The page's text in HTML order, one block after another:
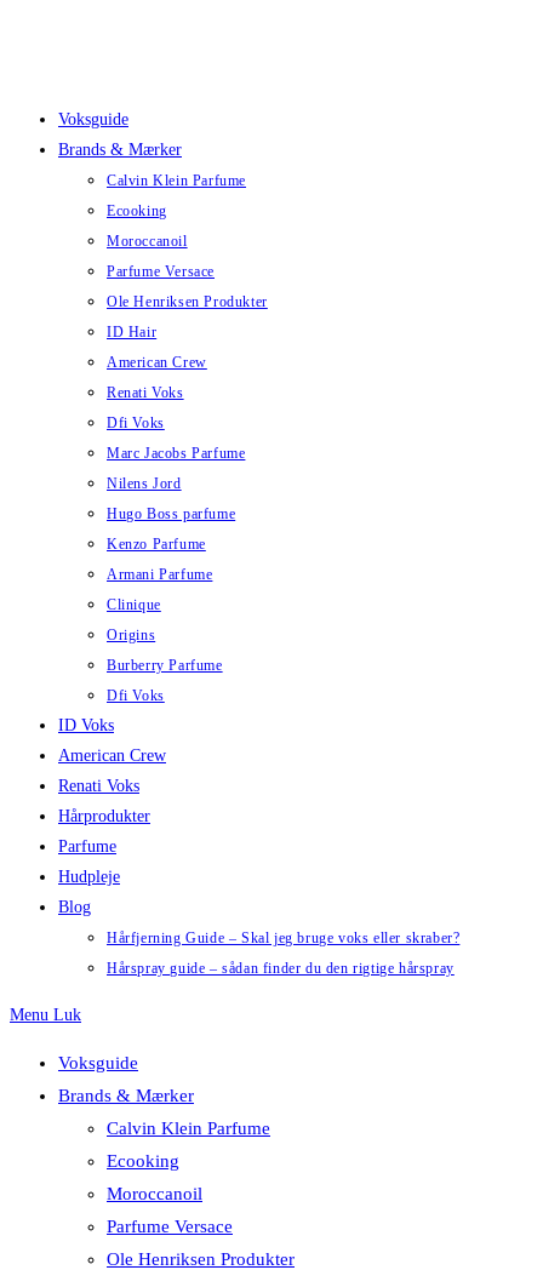
Voksguide
Brands & Mærker
Calvin Klein Parfume
Ecooking
Moroccanoil
Parfume Versace
Ole Henriksen Produkter
ID Hair
American Crew
Renati Voks
Dfi Voks
Marc Jacobs Parfume
Nilens Jord
Hugo Boss parfume
Kenzo Parfume
Armani Parfume
Clinique
Origins
Burberry Parfume
Dfi Voks
ID Voks
American Crew
Renati Voks
Hårprodukter
Parfume
Hudpleje
Blog
Hårfjerning Guide – Skal jeg bruge voks eller skraber?
Hårspray guide – sådan finder du den rigtige hårspray
Menu Luk
Voksguide
Brands & Mærker
Calvin Klein Parfume
Ecooking
Moroccanoil
Parfume Versace
Ole Henriksen Produkter